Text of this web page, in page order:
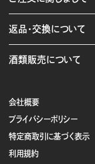
会社概要
プライバシーポリシー
特定商取引に基づく表示
利用規約
返品・交換について
酒類販売について